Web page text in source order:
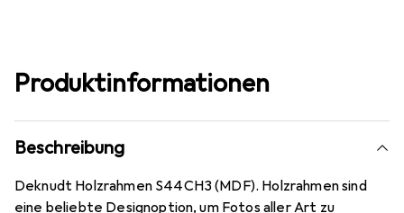
Produktinformationen
Beschreibung
Deknudt Holzrahmen S44CH3 (MDF). Holzrahmen sind
eine beliebte Designoption, um Fotos aller Art zu